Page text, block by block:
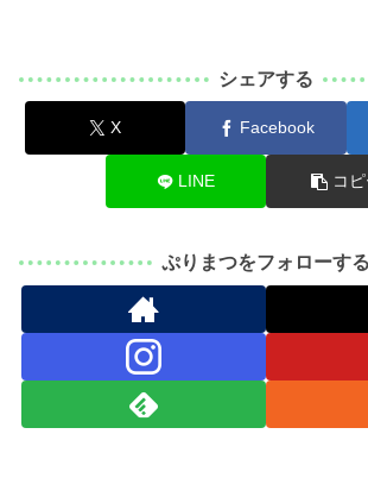
シェアする
X Facebook
LINE コ
ぷりまつをフォローする